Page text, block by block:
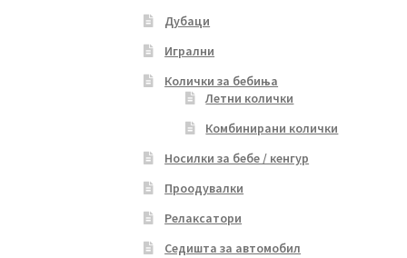
Дубаци
Игрални
Колички за бебиња
Летни колички
Комбинирани колички
Носилки за бебе / кенгур
Проодувалки
Релаксатори
Седишта за автомобил